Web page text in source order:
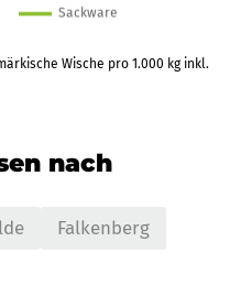
Wische pro 1.000 kg inkl.
nach
Falkenberg